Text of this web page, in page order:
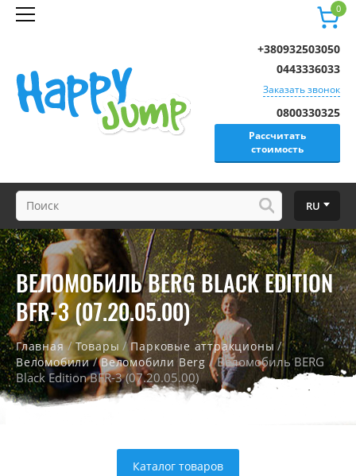
0
0800330325
Рассчитать
стоимость
+380932503050
0443336033
Заказать звонок
RU
ВЕЛОМОБИЛЬ BERG BLACK EDITION
BFR-3 (07.20.05.00)
Главная/Товары /Парковые аттракционы /
Веломобили/Веломобили Berg / Веломобиль BERG
Black Edition BFR-3 (07.20.05.00)
Каталог товаров